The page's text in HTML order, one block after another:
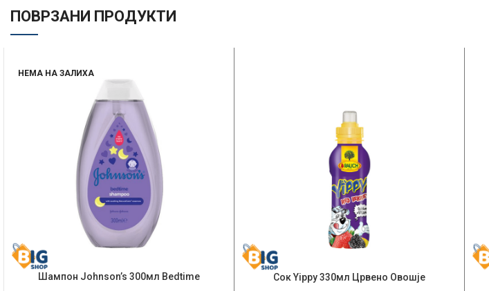
ПОВРЗАНИ ПРОДУКТИ
НЕМА НА ЗАЛИХА
Шампон Johnson’s 300мл Bedtime Сок Yippy 330мл Црвено Овошје